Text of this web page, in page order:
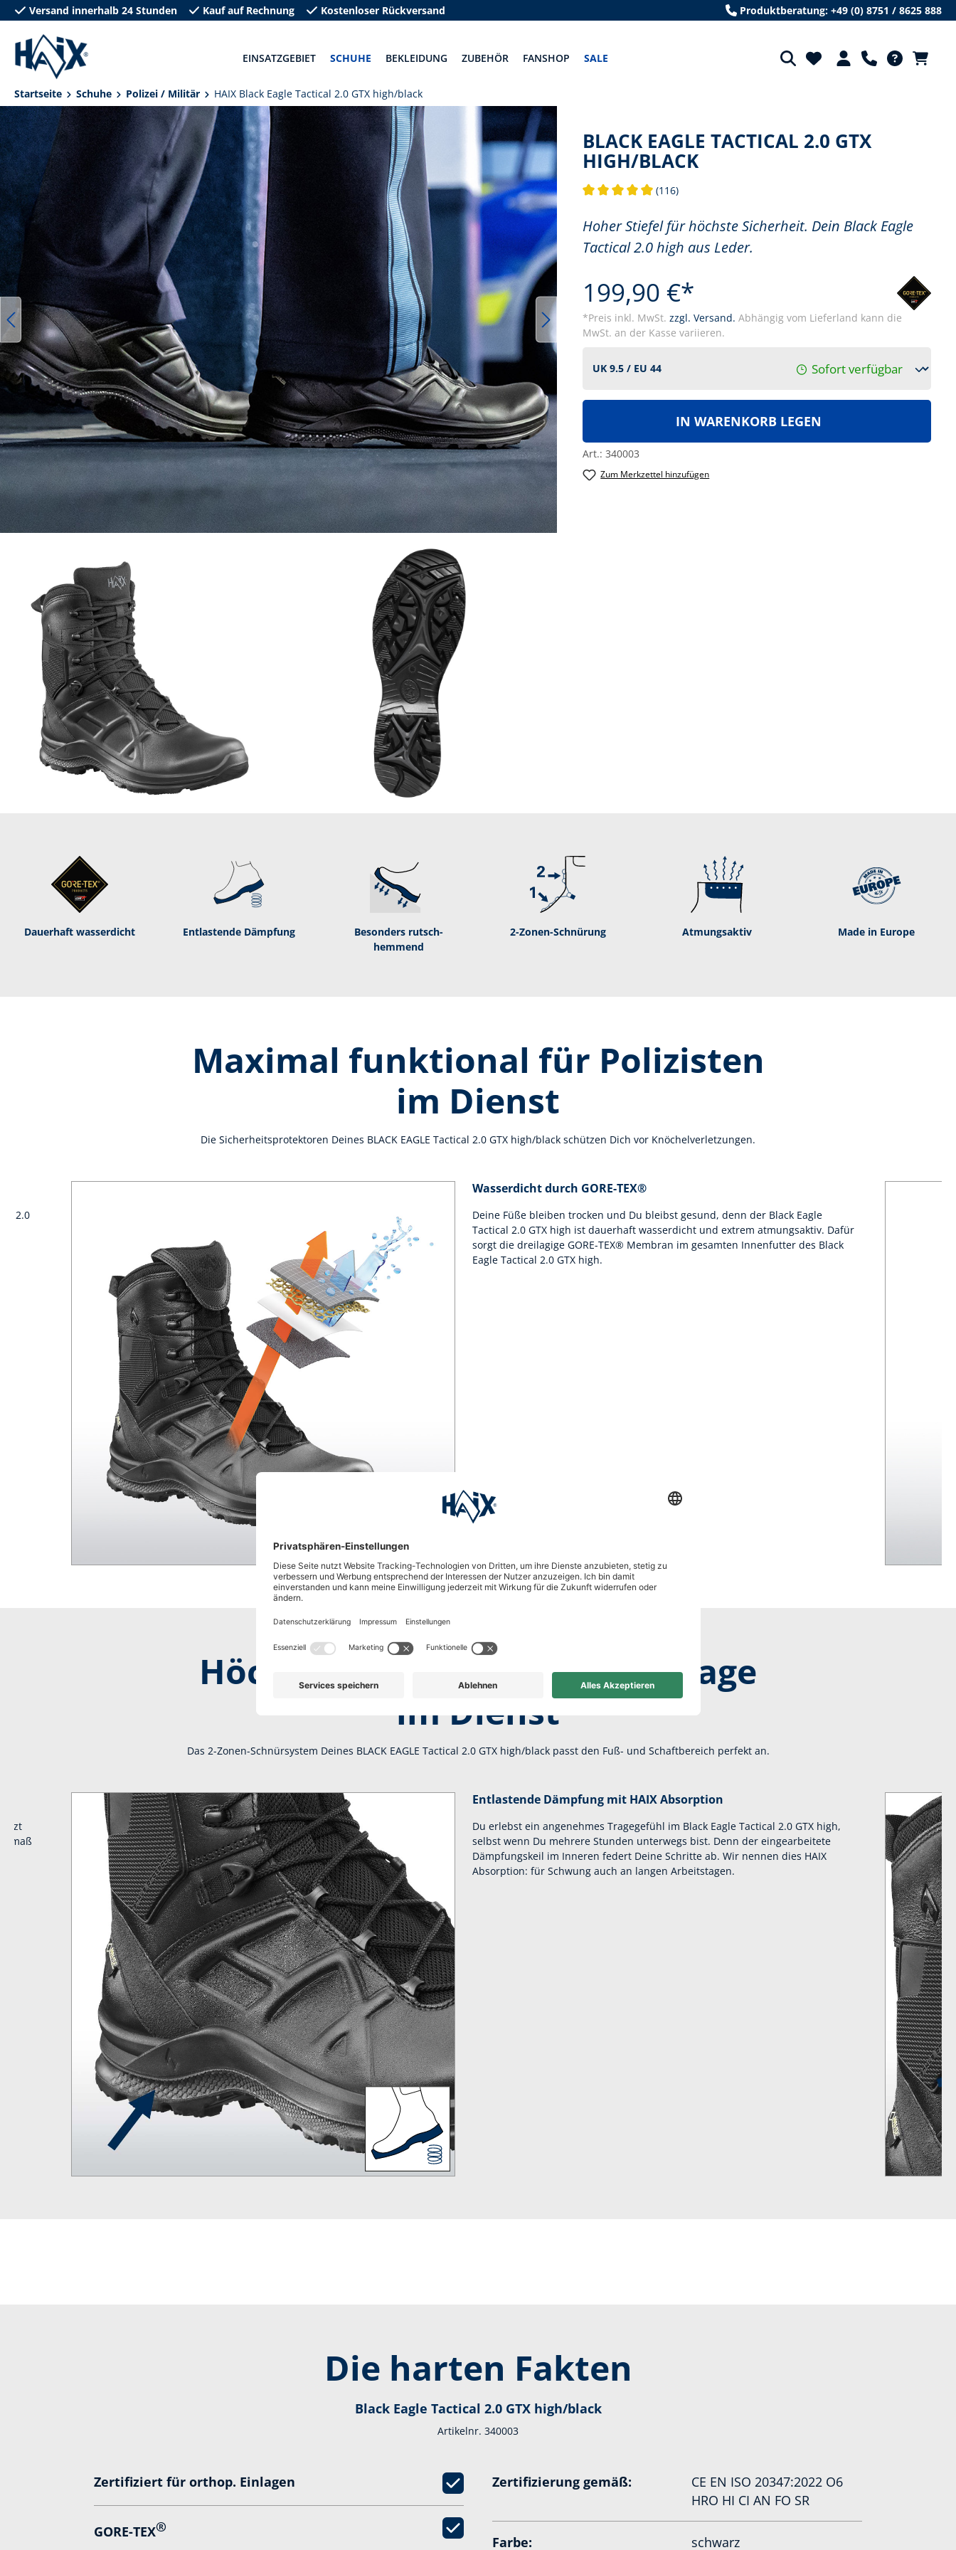
Zur Hauptnavigation springen
Versand innerhalb 24 Stunden Kauf auf Rechnung Kostenloser Rückversand Produktberatung: +49 (0) 8751 / 8625 888
EINSATZGEBIET SCHUHE BEKLEIDUNG ZUBEHÖR FANSHOP SALE
Startseite Schuhe Polizei / Militär
HAIX Black Eagle Tactical 2.0 GTX high/black
Bildergalerie überspringen
BLACK EAGLE TACTICAL 2.0 GTX
HIGH/BLACK
(116)
Hoher Stiefel für höchste Sicherheit. Dein Black Eagle
Tactical 2.0 high aus Leder.
199,90 €*
*Preis inkl. MwSt. zzgl. Versand. Abhängig vom Lieferland kann die
MwSt. an der Kasse variieren.
Sofort verfügbar
IN WARENKORB LEGEN
Art.: 340003
Zum Merkzettel hinzufügen
Dauerhaft was­ser­dicht Entlastende Dämpf­ung
Besonders rutsch­
hemmend
2-­Zonen-­Schnürung Atmungsaktiv Made in Europe
Maximal funktional für Polizisten
im Dienst
Die Sicherheitsprotektoren Deines BLACK EAGLE Tactical 2.0 GTX high/black schützen Dich vor Knöchelverletzungen.
2.0
Wasserdicht durch GORE-TEX®
Deine Füße bleiben trocken und Du bleibst gesund, denn der Black Eagle
Tactical 2.0 GTX high ist dauerhaft wasserdicht und extrem atmungsaktiv. Dafür
sorgt die dreilagige GORE-TEX® Membran im gesamten Innenfutter des Black
Eagle Tactical 2.0 GTX high.
Höchster Komfort für lange Tage
im Dienst
Das 2-Zonen-Schnürsystem Deines BLACK EAGLE Tactical 2.0 GTX high/black passt den Fuß- und Schaftbereich perfekt an.
sitzt
Entlastende Dämpfung mit HAIX Absorption
Du erlebst ein angenehmes Tragegefühl im Black Eagle Tactical 2.0 GTX high,
selbst wenn Du mehrere Stunden unterwegs bist. Denn der eingearbeitete
Dämpfungskeil im Inneren federt Deine Schritte ab. Wir nennen dies HAIX
Absorption: für Schwung auch an langen Arbeitstagen.
Die harten Fakten
Black Eagle Tactical 2.0 GTX high/black
Artikelnr. 340003
Zertifiziert für orthop. Einlagen
GORE-TEX®
Zertifizierung gemäß:
CE EN ISO 20347:2022 O6
HRO HI CI AN FO SR
Farbe: schwarz